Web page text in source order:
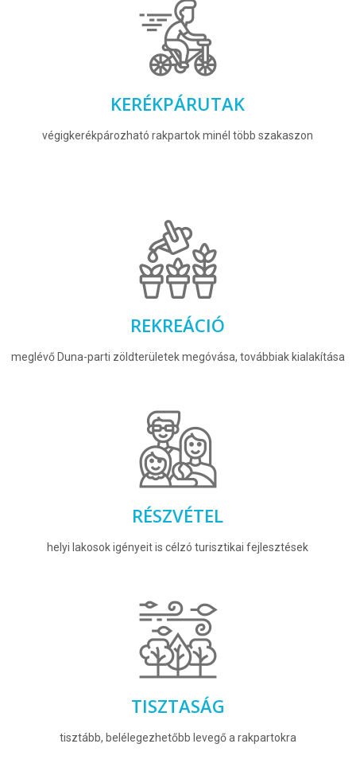
KERÉKPÁRUTAK
végigkerékpározható rakpartok minél több szakaszon
REKREÁCIÓ
meglévő Duna-parti zöldterületek megóvása, továbbiak kialakítása
RÉSZVÉTEL
helyi lakosok igényeit is célzó turisztikai fejlesztések
TISZTASÁG
tisztább, belélegezhetőbb levegő a rakpartokra